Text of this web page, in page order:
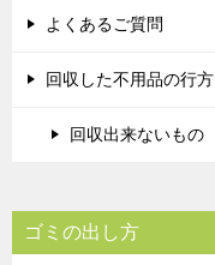
よくあるご質問
回収した不用品の行方
回収出来ないもの
ゴミの出し方